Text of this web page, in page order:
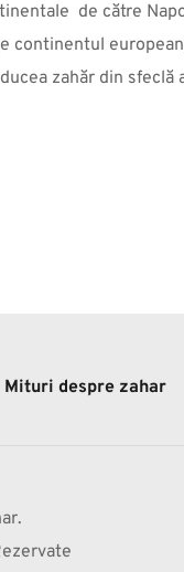
de către
continentul
zahăr din sfeclă
Mituri despre zahar